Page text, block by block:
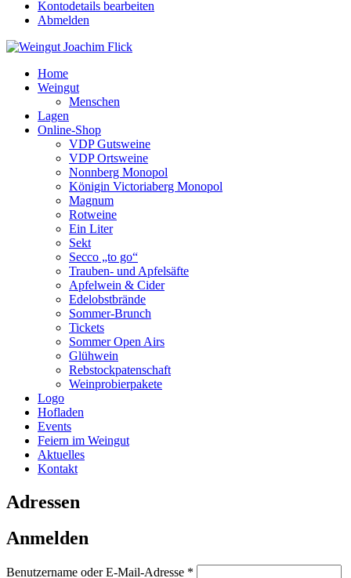
Kontodetails bearbeiten
Abmelden
Home
Weingut
Menschen
Lagen
Online-Shop
VDP Gutsweine
VDP Ortsweine
Nonnberg Monopol
Königin Victoriaberg Monopol
Magnum
Rotweine
Ein Liter
Sekt
Secco „to go“
Trauben- und Apfelsäfte
Apfelwein & Cider
Edelobstbrände
Sommer-Brunch
Tickets
Sommer Open Airs
Glühwein
Rebstockpatenschaft
Weinprobierpakete
Logo
Hofladen
Events
Feiern im Weingut
Aktuelles
Kontakt
Adressen
Anmelden
Benutzername oder E-Mail-Adresse *